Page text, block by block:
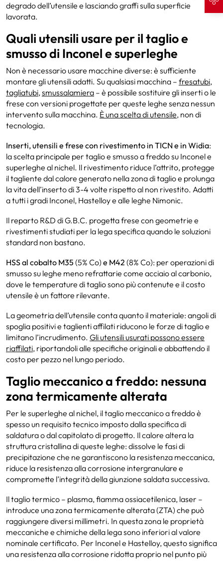
degrado dell’utensile e lasciando graffi sulla superficie
lavorata.
Quali utensili usare per il taglio e
smusso di Inconel e superleghe
Non è necessario usare macchine diverse: è sufficiente
montare gli utensili adatti. Su qualsiasi macchina – fresatubi,
tagliatubi,smussalamiera – è possibile sostituire gli inserti o le
frese con versioni progettate per queste leghe senza nessun
intervento sulla macchina. È una scelta di utensile, non di
tecnologia.
Inserti, utensili e frese con rivestimento in TICN e in Widia:
la scelta principale per taglio e smusso a freddo su Inconel e
superleghe al nichel. Il rivestimento riduce l’attrito, protegge
il tagliente dal calore generato nella zona di taglio e prolunga
la vita dell’inserto di 3-4 volte rispetto al non rivestito. Adatti
a tutti i gradi Inconel, Hastelloy e alle leghe Nimonic.
Il reparto R&D di G.B.C. progetta frese con geometrie e
rivestimenti studiati per la lega specifica quando le soluzioni
standard non bastano.
HSS al cobalto M35 (5% Co) e M42 (8% Co): per operazioni di
smusso su leghe meno refrattarie come acciaio al carbonio,
dove le temperature di taglio sono più contenute e il costo
utensile è un fattore rilevante.
La geometria dell’utensile conta quanto il materiale: angoli di
spoglia positivi e taglienti affilati riducono le forze di taglio e
limitano l’incrudimento. Gli utensili usurati possono essere
riaffilati, riportandoli alle specifiche originali e abbattendo il
costo per pezzo nel lungo periodo.
Taglio meccanico a freddo: nessuna
zona termicamente alterata
Per le superleghe al nichel, il taglio meccanico a freddo è
spesso un requisito tecnico imposto dalla specifica di
saldatura o dal capitolato di progetto. Il calore altera la
struttura cristallina di queste leghe: dissolve le fasi di
precipitazione che ne garantiscono la resistenza meccanica,
riduce la resistenza alla corrosione intergranulare e
compromette l’integrità della giunzione saldata successiva.
Il taglio termico – plasma, fiamma ossiacetilenica, laser –
introduce una zona termicamente alterata (ZTA) che può
raggiungere diversi millimetri. In questa zona le proprietà
meccaniche e chimiche della lega sono inferiori al valore
nominale certificato. Per Inconel e Hastelloy, questo significa
una resistenza alla corrosione ridotta proprio nel punto più